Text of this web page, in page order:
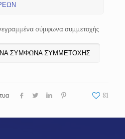
σύμφωνα συμμετοχής
ΣΥΜΦΩΝΑ ΣΥΜΜΕΤΟΧΗΣ
81